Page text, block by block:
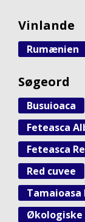
Vinlande
Rumænien
Søgeord
Busuioaca
Feteasca
Feteasca
Red cuvee
Tamaioasa
Økologiske